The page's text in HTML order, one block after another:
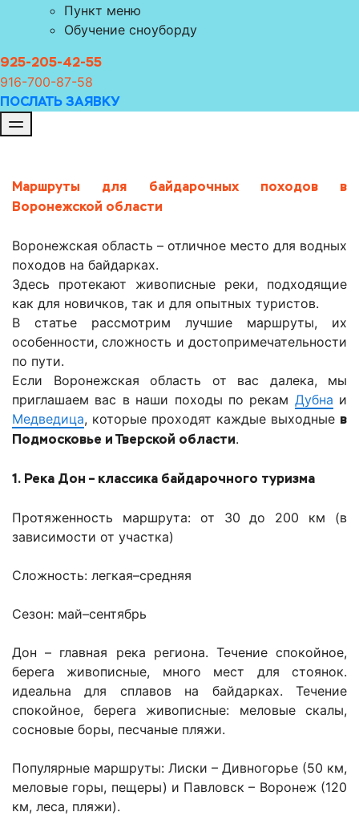
Пункт меню
Обучение сноуборду
925-205-42-55
916-700-87-58
ПОСЛАТЬ ЗАЯВКУ
Маршруты для байдарочных походов в
Воронежской области
Воронежская область – отличное место для водных
походов на байдарках.
Здесь протекают живописные реки, подходящие
как для новичков, так и для опытных туристов.
В статье рассмотрим лучшие маршруты, их
особенности, сложность и достопримечательности
по пути.
Если Воронежская область от вас далека, мы
приглашаем вас в наши походы по рекам Дубна и
Медведица, которые проходят каждые выходные в
Подмосковье и Тверской области.
1. Река Дон – классика байдарочного туризма
Протяженность маршрута: от 30 до 200 км (в
зависимости от участка)
Сложность: легкая–средняя
Сезон: май–сентябрь
Дон – главная река региона. Течение спокойное,
берега живописные, много мест для стоянок.
идеальна для сплавов на байдарках. Течение
спокойное, берега живописные: меловые скалы,
сосновые боры, песчаные пляжи.
Популярные маршруты: Лиски – Дивногорье (50 км,
меловые горы, пещеры) и Павловск – Воронеж (120
км, леса, пляжи).